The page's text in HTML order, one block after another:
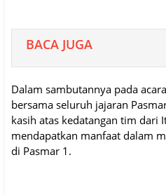
BACA JUGA
Dalam sambutannya pada
bersama seluruh jajaran
kasih atas kedatangan tim dari
mendapatkan manfaat dalam
di Pasmar 1.